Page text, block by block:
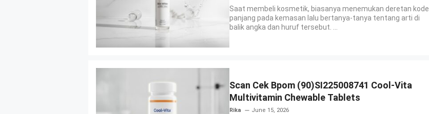
Saat membeli kosmetik, biasanya menemukan deretan kode
panjang pada kemasan lalu bertanya-tanya tentang arti di
balik angka dan huruf tersebut. ...
Scan Cek Bpom (90)SI225008741 Cool-Vita
Multivitamin Chewable Tablets
Rika June 15, 2026